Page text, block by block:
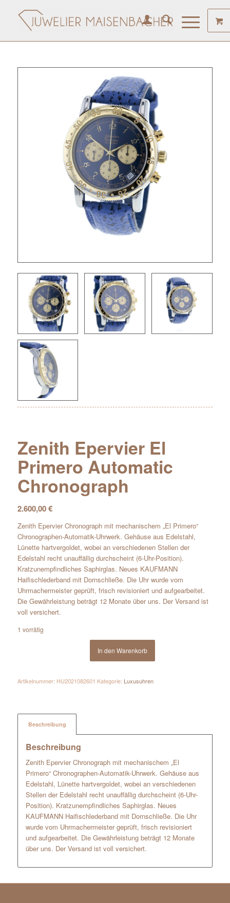
Zenith Epervier El
Primero Automatic
Chronograph
2.600,00€
Zenith Epervier Chronograph mit mechanischem „El Primero“
Chronographen-Automatik-Uhrwerk. Gehäuse aus Edelstahl,
Lünette hartvergoldet, wobei an verschiedenen Stellen der
Edelstahl recht unauffällig durchscheint (6-Uhr-Position).
Kratzunempfindliches Saphirglas. Neues KAUFMANN
Haifischlederband mit Dornschließe. Die Uhr wurde vom
Uhrmachermeister geprüft, frisch revisioniert und aufgearbeitet.
Die Gewährleistung beträgt 12 Monate über uns. Der Versand ist
voll versichert.
1 vorrätig
In den Warenkorb
Artikelnummer: HU2021082601 Kategorie: Luxusuhren
Beschreibung
Beschreibung
Zenith Epervier Chronograph mit mechanischem „El
Primero“ Chronographen-Automatik-Uhrwerk. Gehäuse aus
Edelstahl, Lünette hartvergoldet, wobei an verschiedenen
Stellen der Edelstahl recht unauffällig durchscheint (6-Uhr-
Position). Kratzunempfindliches Saphirglas. Neues
KAUFMANN Haifischlederband mit Dornschließe. Die Uhr
wurde vom Uhrmachermeister geprüft, frisch revisioniert
und aufgearbeitet. Die Gewährleistung beträgt 12 Monate
über uns. Der Versand ist voll versichert.